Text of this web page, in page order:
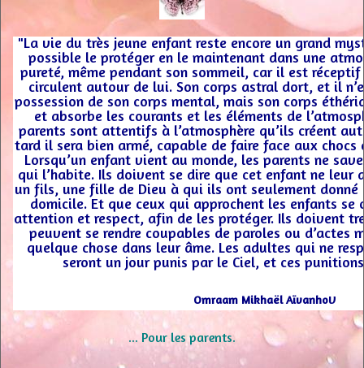
"La vie du très jeune enfant reste encore un grand
possible le protéger en le maintenant dans une
pureté, même pendant son sommeil, car il est
circulent autour de lui. Son corps astral dort, et il
possession de son corps mental, mais son corps
et absorbe les courants et les éléments de
parents sont attentifs à l’atmosphère qu’ils créent
tard il sera bien armé, capable de faire face aux
Lorsqu’un enfant vient au monde, les parents ne
qui l’habite. Ils doivent se dire que cet enfant ne leur
un fils, une fille de Dieu à qui ils ont seulement donné
domicile. Et que ceux qui approchent les enfants se
attention et respect, afin de les protéger. Ils doivent
peuvent se rendre coupables de paroles ou d’actes
quelque chose dans leur âme. Les adultes qui ne
seront un jour punis par le Ciel, et ces
Omraam Mikhaël Aïvanhov
... Pour les parents.